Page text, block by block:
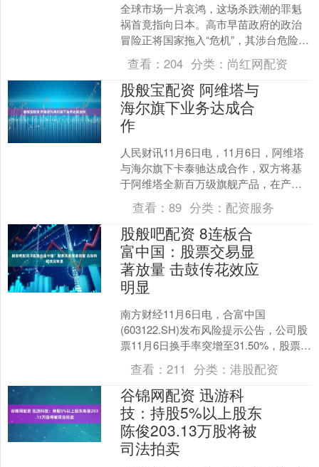
全球市场一片哀鸿，这场杀跌潮的罪魁
祸首竟指向日本。高市早苗政府的政治
冒险正将国家拖入“危机”，其涉台危险言
论不仅让文化交流项目大规模崩盘，更
触发资本市场的血色预....
查看：204 分类： 尚红网配资
股般宝配资 阿维塔与
海尔旗下业务达成合
作
人民财讯11月6日电，11月6日，阿维塔
与海尔旗下卡泰驰达成合作，双方将基
于阿维塔全新百万级旗舰产品，在产品
定制共创、车家场景互通、车载功能设
计等方向开展合作。....
查看： 89 分类： 配资服务
股般吧配资 8连板合
富中国：股票交易显
著放量 击鼓传花效应
明显
南方财经11月6日电，合富中国
(603122.SH)发布风险提示公告，公司股
票11月6日换手率突增至31.50%，股票交
易显著放量，击鼓传花效应明显，敬请
广大投....
查看：211 分类：港股配资
谷锦网配资 迅游科
技：持股5%以上股东
陈俊203.13万股将被
司法拍卖